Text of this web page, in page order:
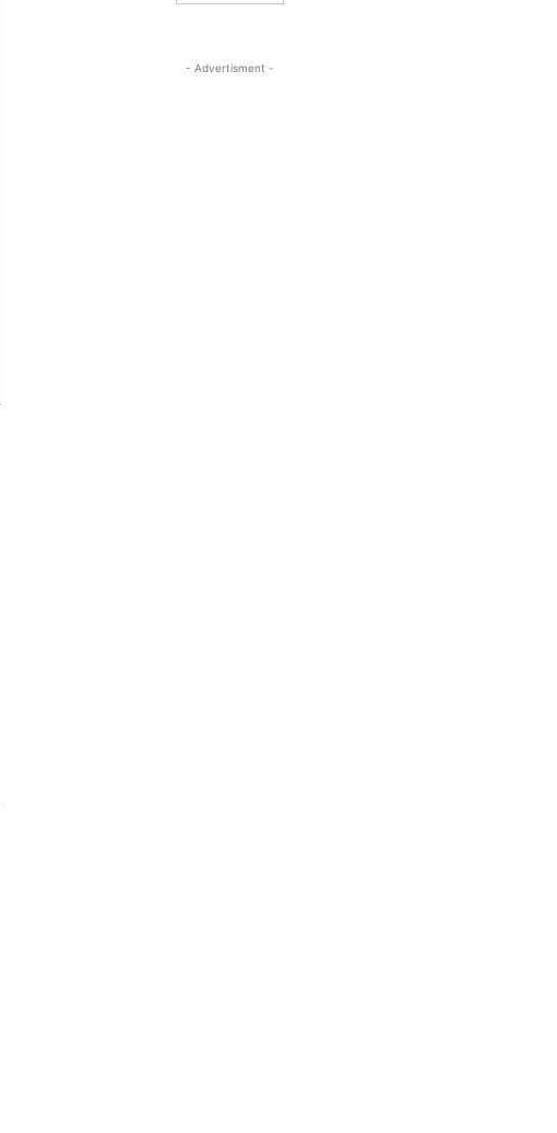
- Advertisment -